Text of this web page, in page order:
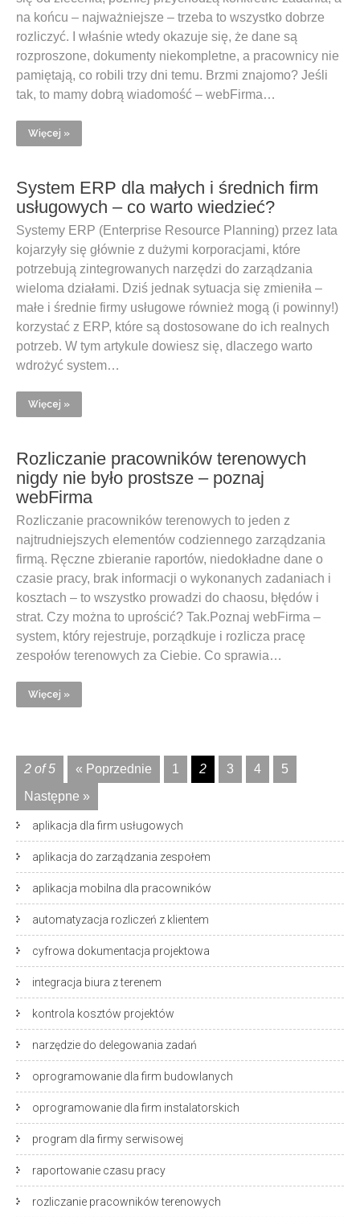
na końcu – najważniejsze – trzeba to wszystko dobrze
rozliczyć. I właśnie wtedy okazuje się, że dane są
rozproszone, dokumenty niekompletne, a pracownicy nie
pamiętają, co robili trzy dni temu. Brzmi znajomo? Jeśli
tak, to mamy dobrą wiadomość – webFirma…
Więcej »
System ERP dla małych i średnich firm
usługowych – co warto wiedzieć?
Systemy ERP (Enterprise Resource Planning) przez lata
kojarzyły się głównie z dużymi korporacjami, które
potrzebują zintegrowanych narzędzi do zarządzania
wieloma działami. Dziś jednak sytuacja się zmieniła –
małe i średnie firmy usługowe również mogą (i powinny!)
korzystać z ERP, które są dostosowane do ich realnych
potrzeb. W tym artykule dowiesz się, dlaczego warto
wdrożyć system…
Więcej »
Rozliczanie pracowników terenowych
nigdy nie było prostsze – poznaj
webFirma
Rozliczanie pracowników terenowych to jeden z
najtrudniejszych elementów codziennego zarządzania
firmą. Ręczne zbieranie raportów, niedokładne dane o
czasie pracy, brak informacji o wykonanych zadaniach i
kosztach – to wszystko prowadzi do chaosu, błędów i
strat. Czy można to uprościć? Tak.Poznaj webFirma –
system, który rejestruje, porządkuje i rozlicza pracę
zespołów terenowych za Ciebie. Co sprawia…
Więcej »
2 of 5 « Poprzednie 1 2 3 4
5
Następne »
aplikacja dla firm usługowych
aplikacja do zarządzania zespołem
aplikacja mobilna dla pracowników
automatyzacja rozliczeń z klientem
cyfrowa dokumentacja projektowa
integracja biura z terenem
kontrola kosztów projektów
narzędzie do delegowania zadań
oprogramowanie dla firm budowlanych
oprogramowanie dla firm instalatorskich
program dla firmy serwisowej
raportowanie czasu pracy
rozliczanie pracowników terenowych